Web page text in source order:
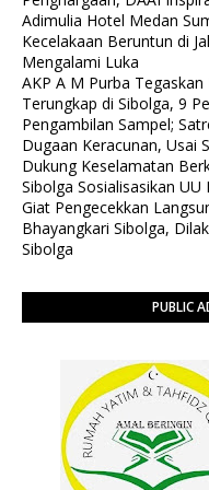
Adimulia Hotel Medan
Kecelakaan Beruntun di
Mengalami Luka
AKP A M Purba
Terungkap di Sibolga, 9
Pengambilan Sampel;
Dugaan Keracunan, Usai
Dukung Keselamatan
Sibolga Sosialisasikan UU
Giat Pengecekkan
Bhayangkari Sibolga,
Sibolga
PUBLIC